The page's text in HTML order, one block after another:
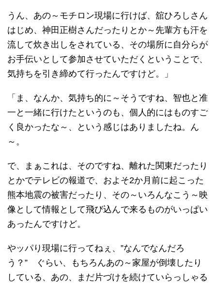
うん、あの～モチロン現場に行けば、舘ひろしさん
はじめ、神田正樹さんだったりとか～先輩方も汗を
流して炊き出しをされている、その場所に自分らが
お手伝いとして参加させていただくということで、
気持ちを引き締めて行ったんですけど。」
「ま、なんか、気持ち的に～そうですね、智也と准
一と一緒に行けたというのも、個人的にはものすご
く良かったな～、という感じはありましたね。ん
～。
で、まぁこれは、そのですね、離れた関東だったり
とかでテレビの報道で、およそ2か月前に起こった
熊本地震の被害だったり、その～いろんなこう～映
像として情報として飛び込んで来るものがいっぱい
あったんですけど。
やッパり現場に行ってねぇ、”なんでなんだろ
う？” ぐらい、もちろんあの～家屋が倒壊したり
している、あの、まだ片づけを続けていらっしゃる